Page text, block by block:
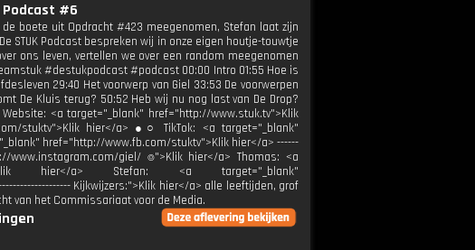
Podcast #6
boete uit Opdracht #423 meegenomen, Stefan laat zijn
STUK Podcast bespreken wij in onze eigen houtje-touwtje
ons leven, vertellen we over een random meegenomen
#destukpodcast #podcast 00:00 Intro 01:55 Hoe is
29:40 Het voorwerp van Giel 33:53 De voorwerpen
De Kluis terug? 50:52 Heb wij nu nog last van De Drop?
<a target="_blank" href="http://www.stuk.tv">Klik
stuktv">Klik hier</a> ●○ TikTok: <a target="_blank"
href="http://www.fb.com/stuktv">Klik hier</a> ------
www.instagram.com/giel/ ⌾">Klik hier</a> Thomas: <a
⌾">Klik hier</a> Stefan: <a target="_blank"
Kijkwijzers:">Klik hier</a> alle leeftijden, grof
van het Commissariaat voor de Media.